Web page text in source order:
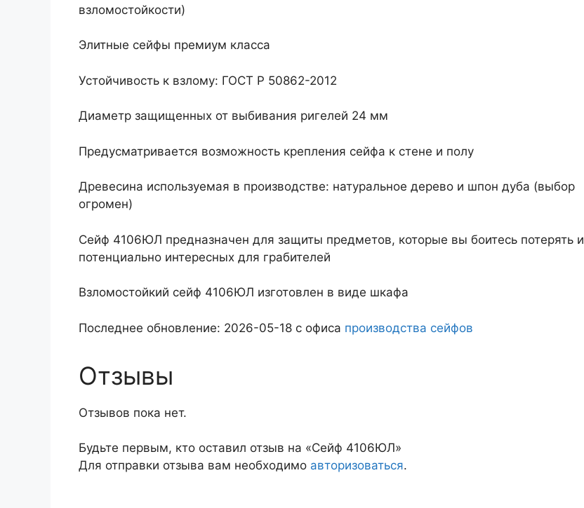
взломостойкости)
Элитные сейфы премиум класса
Устойчивость к взлому: ГОСТ Р 50862-2012
Диаметр защищенных от выбивания ригелей 24 мм
Предусматривается возможность крепления сейфа к стене и полу
Древесина используемая в производстве: натуральное дерево и шпон дуба (выбор
огромен)
Сейф 4106ЮЛ предназначен для защиты предметов, которые вы боитесь потерять и
потенциально интересных для грабителей
Взломостойкий сейф 4106ЮЛ изготовлен в виде шкафа
Последнее обновление: 2026-05-18 с офиса производства сейфов
Отзывы
Отзывов пока нет.
Будьте первым, кто оставил отзыв на «Сейф 4106ЮЛ»
Для отправки отзыва вам необходимо авторизоваться.